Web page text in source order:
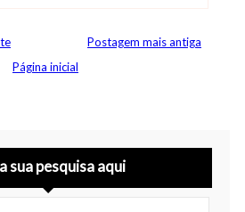
Postagem mais antiga
Página inicial
sua pesquisa aqui